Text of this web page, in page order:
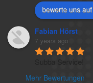
bewerte uns auf
Fabian Hörst
7 years ago
Mehr Bewertungen